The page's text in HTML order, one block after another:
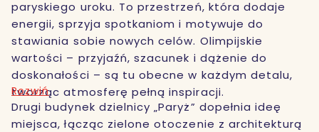
paryskiego uroku. To przestrzeń, która dodaje
energii, sprzyja spotkaniom i motywuje do
stawiania sobie nowych celów. Olimpijskie
wartości – przyjaźń, szacunek i dążenie do
doskonałości – są tu obecne w każdym detalu,
tworząc atmosferę pełną inspiracji.
Rozwiń
Drugi budynek dzielnicy „Paryż” dopełnia ideę
miejsca, łącząc zielone otoczenie z architekturą